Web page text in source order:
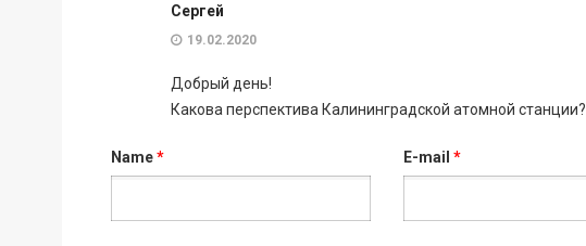
Сергей
19.02.2020
Добрый день!
Какова перспектива Калининградской атомной станции?
Name* E-mail*